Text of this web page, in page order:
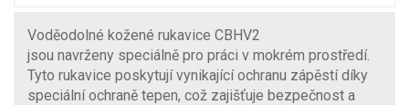
Voděodolné kožené rukavice CBHV2
jsou navrženy speciálně pro práci v mokrém prostředí.
Tyto rukavice poskytují vynikající ochranu zápěstí díky
speciální ochraně tepen, což zajišťuje bezpečnost a